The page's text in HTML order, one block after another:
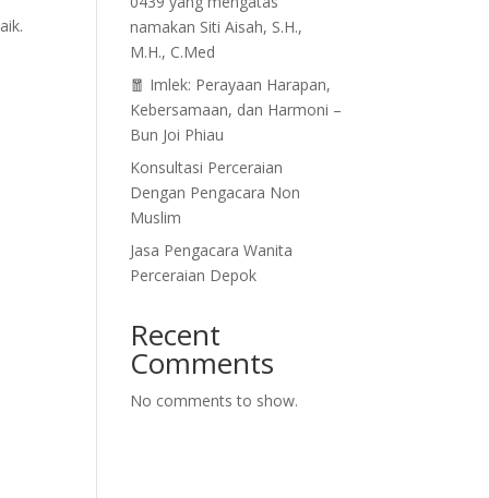
namakan Siti Aisah, S.H.,
M.H., C.Med
🧧 Imlek: Perayaan Harapan,
Kebersamaan, dan Harmoni –
Bun Joi Phiau
Konsultasi Perceraian
Dengan Pengacara Non
Muslim
Jasa Pengacara Wanita
Perceraian Depok
Recent
Comments
No comments to show.